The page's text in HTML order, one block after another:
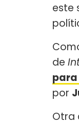
este
de
para
por
Otra